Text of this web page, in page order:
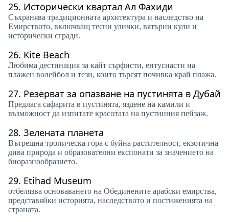
25. Исторически квартал Ал Фахиди
Съхранява традиционната архитектура и наследство на
Емирството, включващ тесни улички, вятърни кули и
исторически сгради.
26. Kite Beach
Любима дестинация за кайт сърфисти, ентусиасти на
плажен волейбол и тези, които търсят почивка край плажа.
27. Резерват за опазване на пустинята в Дубай
Предлага сафарита в пустинята, яздене на камили и
възможност да изпитате красотата на пустинния пейзаж.
28. Зелената планета
Вътрешна тропическа гора с буйна растителност, екзотична
дива природа и образователни експонати за значението на
биоразнообразието.
29. Etihad Museum
отбелязва основаването на Обединените арабски емирства,
представяйки историята, наследството и постиженията на
страната.